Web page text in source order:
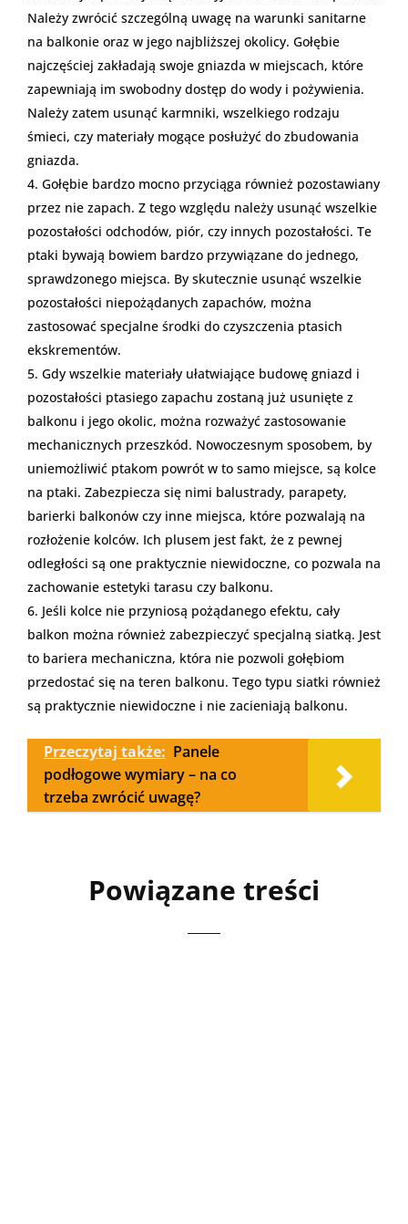
Należy zwrócić szczególną uwagę na warunki sanitarne
na balkonie oraz w jego najbliższej okolicy. Gołębie
najczęściej zakładają swoje gniazda w miejscach, które
zapewniają im swobodny dostęp do wody i pożywienia.
Należy zatem usunąć karmniki, wszelkiego rodzaju
śmieci, czy materiały mogące posłużyć do zbudowania
gniazda.
Gołębie bardzo mocno przyciąga również pozostawiany
przez nie zapach. Z tego względu należy usunąć wszelkie
pozostałości odchodów, piór, czy innych pozostałości. Te
ptaki bywają bowiem bardzo przywiązane do jednego,
sprawdzonego miejsca. By skutecznie usunąć wszelkie
pozostałości niepożądanych zapachów, można
zastosować specjalne środki do czyszczenia ptasich
ekskrementów.
Gdy wszelkie materiały ułatwiające budowę gniazd i
pozostałości ptasiego zapachu zostaną już usunięte z
balkonu i jego okolic, można rozważyć zastosowanie
mechanicznych przeszkód. Nowoczesnym sposobem, by
uniemożliwić ptakom powrót w to samo miejsce, są kolce
na ptaki. Zabezpiecza się nimi balustrady, parapety,
barierki balkonów czy inne miejsca, które pozwalają na
rozłożenie kolców. Ich plusem jest fakt, że z pewnej
odległości są one praktycznie niewidoczne, co pozwala na
zachowanie estetyki tarasu czy balkonu.
Jeśli kolce nie przyniosą pożądanego efektu, cały
balkon można również zabezpieczyć specjalną siatką. Jest
to bariera mechaniczna, która nie pozwoli gołębiom
przedostać się na teren balkonu. Tego typu siatki również
są praktycznie niewidoczne i nie zacieniają balkonu.
Przeczytaj także: Panele
podłogowe wymiary – na co
trzeba zwrócić uwagę?
Powiązane treści